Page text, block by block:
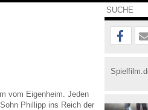
vom Eigenheim. Jeden
Phillipp ins Reich der